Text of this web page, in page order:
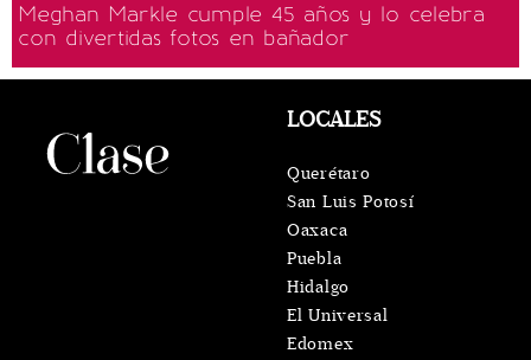
Meghan Markle cumple 45 años y lo celebra
con divertidas fotos en bañador
LOCALES
Querétaro
San Luis Potosí
Oaxaca
Puebla
Hidalgo
El Universal
Edomex